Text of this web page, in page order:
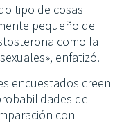
tipo de cosas
pequeño de
como la
enfatizó.
encuestados creen
de
con